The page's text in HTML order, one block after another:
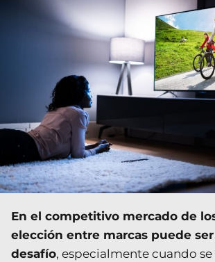
En el competitivo mercado de
elección entre marcas puede
desafío, especialmente cuando